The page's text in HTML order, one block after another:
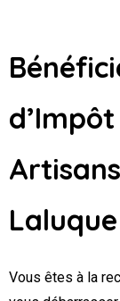
Laluque
Vous êtes à la